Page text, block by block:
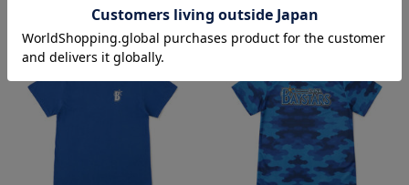
¥6,701 (税込) ¥5,000